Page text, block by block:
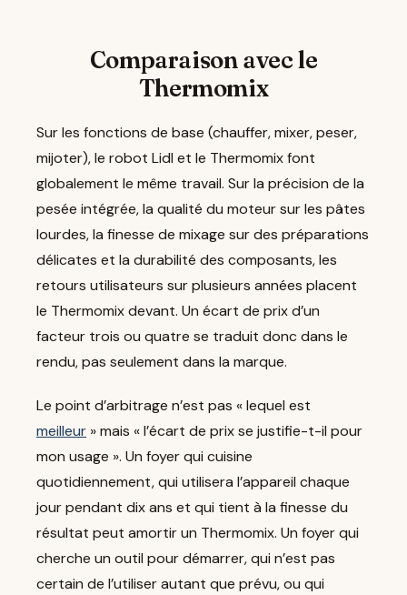
Comparaison avec le
Thermomix
Sur les fonctions de base (chauffer, mixer, peser,
mijoter), le robot Lidl et le Thermomix font
globalement le même travail. Sur la précision de la
pesée intégrée, la qualité du moteur sur les pâtes
lourdes, la finesse de mixage sur des préparations
délicates et la durabilité des composants, les
retours utilisateurs sur plusieurs années placent
le Thermomix devant. Un écart de prix d’un
facteur trois ou quatre se traduit donc dans le
rendu, pas seulement dans la marque.
Le point d’arbitrage n’est pas « lequel est
meilleur » mais « l’écart de prix se justifie-t-il pour
mon usage ». Un foyer qui cuisine
quotidiennement, qui utilisera l’appareil chaque
jour pendant dix ans et qui tient à la finesse du
résultat peut amortir un Thermomix. Un foyer qui
cherche un outil pour démarrer, qui n’est pas
certain de l’utiliser autant que prévu, ou qui